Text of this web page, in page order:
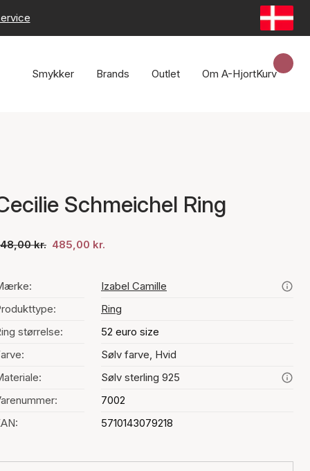
Smykker Brands Outlet Om A-HjortKurv
Schmeichel Ring
kr. 485,00 kr.
Izabel Camille
Ring
størrelse:
52 euro size
Sølv farve, Hvid
Sølv sterling 925
7002
5710143079218